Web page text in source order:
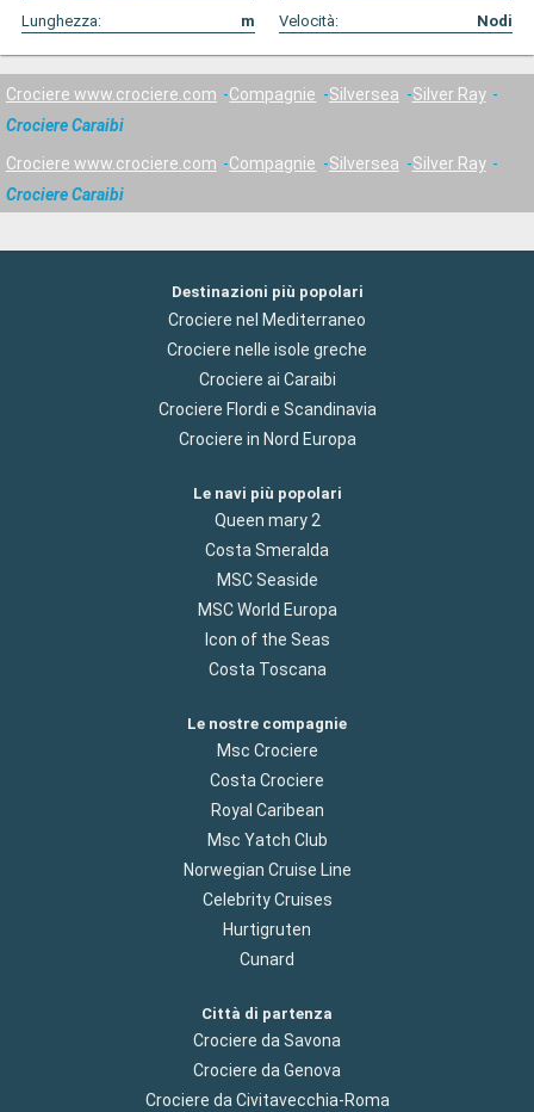
Lunghezza:
m Velocità: Nodi
Crociere www.crociere.com Compagnie Silversea
Silver Ray
Crociere Caraibi
Crociere www.crociere.com Compagnie Silversea
Silver Ray
Crociere Caraibi
Destinazioni più popolari
Crociere nel Mediterraneo
Crociere nelle isole greche
Crociere ai Caraibi
Crociere Flordi e Scandinavia
Crociere in Nord Europa
Le navi più popolari
Queen mary 2
Costa Smeralda
MSC Seaside
MSC World Europa
Icon of the Seas
Costa Toscana
Le nostre compagnie
Msc Crociere
Costa Crociere
Royal Caribean
Msc Yatch Club
Norwegian Cruise Line
Celebrity Cruises
Hurtigruten
Cunard
Città di partenza
Crociere da Savona
Crociere da Genova
Crociere da Civitavecchia-Roma